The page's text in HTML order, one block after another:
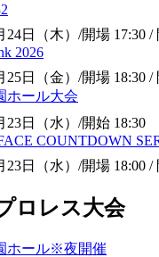
24日（木） /開場 17:30 /
2026
25日（金） /開場 18:30 /
ホール大会
23日（水） /開始 18:30
COUNTDOWN
23日（水） /開場 18:00 /
ロレス大会
ホール※夜開催